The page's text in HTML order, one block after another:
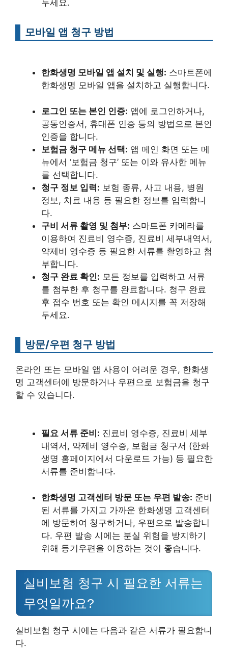
두세요.
모바일 앱 청구 방법
한화생명 모바일 앱 설치 및 실행: 스마트폰에
한화생명 모바일 앱을 설치하고 실행합니다.
로그인 또는 본인 인증: 앱에 로그인하거나,
공동인증서, 휴대폰 인증 등의 방법으로 본인
인증을 합니다.
보험금 청구 메뉴 선택: 앱 메인 화면 또는 메
뉴에서 ‘보험금 청구’ 또는 이와 유사한 메뉴
를 선택합니다.
청구 정보 입력: 보험 종류, 사고 내용, 병원
정보, 치료 내용 등 필요한 정보를 입력합니
다.
구비 서류 촬영 및 첨부: 스마트폰 카메라를
이용하여 진료비 영수증, 진료비 세부내역서,
약제비 영수증 등 필요한 서류를 촬영하고 첨
부합니다.
청구 완료 확인: 모든 정보를 입력하고 서류
를 첨부한 후 청구를 완료합니다. 청구 완료
후 접수 번호 또는 확인 메시지를 꼭 저장해
두세요.
방문/우편 청구 방법
온라인 또는 모바일 앱 사용이 어려운 경우, 한화생
명 고객센터에 방문하거나 우편으로 보험금을 청구
할 수 있습니다.
필요 서류 준비: 진료비 영수증, 진료비 세부
내역서, 약제비 영수증, 보험금 청구서 (한화
생명 홈페이지에서 다운로드 가능) 등 필요한
서류를 준비합니다.
한화생명 고객센터 방문 또는 우편 발송: 준비
된 서류를 가지고 가까운 한화생명 고객센터
에 방문하여 청구하거나, 우편으로 발송합니
다. 우편 발송 시에는 분실 위험을 방지하기
위해 등기우편을 이용하는 것이 좋습니다.
실비보험 청구 시 필요한 서류는
무엇일까요?
실비보험 청구 시에는 다음과 같은 서류가 필요합니
다.